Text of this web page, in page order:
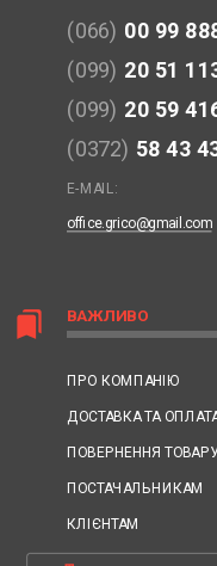
bookmarks ВАЖЛИВО
ПРО КОМПАНІЮ
ДОСТАВКА ТА
ПОВЕРНЕННЯ
ПОСТАЧАЛЬНИКАМ
КЛІЄНТАМ
(066) 00 99
(099) 20 51
(099) 20 59
(0372) 58 43
E-MAIL:
office.grico@gmail.com